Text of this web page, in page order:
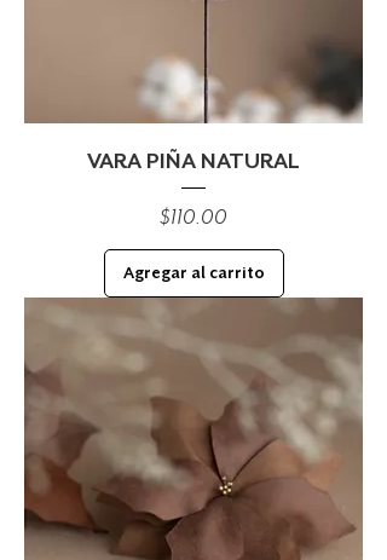
VARA PIÑA NATURAL
Precio
$110.00
Agregar al carrito